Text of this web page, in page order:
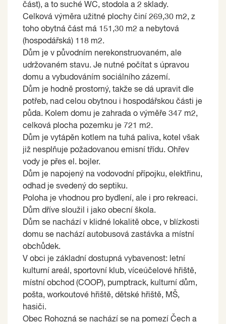
část), a to suché WC, stodola a 2 sklady.
Celková výměra užitné plochy činí 269,30 m2, z
toho obytná část má 151,30 m2 a nebytová
(hospodářská) 118 m2.
Dům je v původním nerekonstruovaném, ale
udržovaném stavu. Je nutné počítat s úpravou
domu a vybudováním sociálního zázemí.
Dům je hodně prostorný, takže se dá upravit dle
potřeb, nad celou obytnou i hospodářskou části je
půda. Kolem domu je zahrada o výměře 347 m2,
celková plocha pozemku je 721 m2.
Dům je vytápěn kotlem na tuhá paliva, kotel však
již nesplňuje požadovanou emisní třídu. Ohřev
vody je přes el. bojler.
Dům je napojený na vodovodní přípojku, elektřinu,
odhad je svedený do septiku.
Poloha je vhodnou pro bydlení, ale i pro rekreaci.
Dům dříve sloužil i jako obecní škola.
Dům se nachází v klidné lokalitě obce, v blízkosti
domu se nachází autobusová zastávka a místní
obchůdek.
V obci je základní dostupná vybavenost: letní
kulturní areál, sportovní klub, víceúčelové hřiště,
místní obchod (COOP), pumptrack, kulturní dům,
pošta, workoutové hřiště, dětské hřiště, MŠ,
hasiči.
Obec Rohozná se nachází se na pomezí Čech a